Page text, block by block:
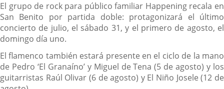
El grupo de rock para público familiar Happening recala en
San Benito por partida doble: protagonizará el último
concierto de julio, el sábado 31, y el primero de agosto, el
domingo día uno.
El flamenco también estará presente en el ciclo de la mano
de Pedro ‘El Granaíno’ y Miguel de Tena (5 de agosto) y los
guitarristas Raúl Olivar (6 de agosto) y El Niño Josele (12 de